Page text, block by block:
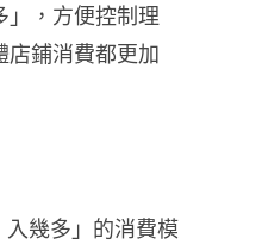
」，方便控制理
店鋪消費都更加
幾多」的消費模